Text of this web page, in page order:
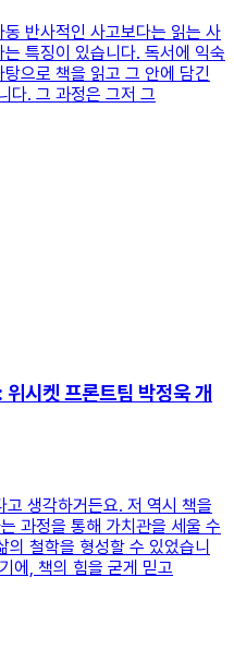
반사적인 사고보다는 읽는 사
특징이 있습니다. 독서에 익숙
으로 책을 읽고 그 안에 담긴
다. 그 과정은 그저 그
시켓 프론트팀 박정욱 개
생각하거든요. 저 역시 책을
과정을 통해 가치관을 세울 수
의 철학을 형성할 수 있었습니
에, 책의 힘을 굳게 믿고